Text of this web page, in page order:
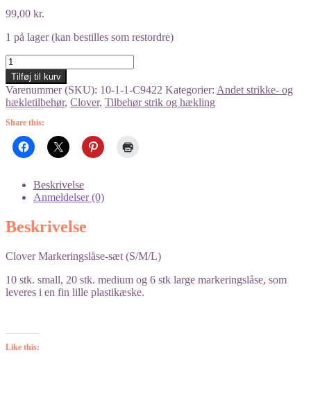
99,00 kr.
1 på lager (kan bestilles som restordre)
Clover
Markeringslåse-
sæt
antal
Tilføj til kurv
Varenummer (SKU): 10-1-1-C9422 Kategorier: Andet strikke- og
hækletilbehør, Clover, Tilbehør strik og hækling
Share this:
Beskrivelse
Anmeldelser (0)
Beskrivelse
Clover Markeringslåse-sæt (S/M/L)
10 stk. small, 20 stk. medium og 6 stk large markeringslåse, som
leveres i en fin lille plastikæske.
Like this: